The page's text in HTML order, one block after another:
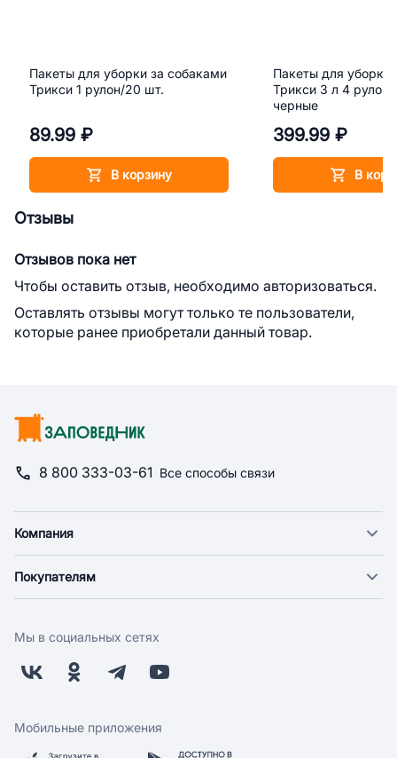
Пакеты для уборки за собаками
Трикси 1 рулон/20 шт.
89.99 ₽
В корзину
Пакеты для уборки
Трикси 3 л 4
черные
399.99 ₽
В
Отзывы
Отзывов пока нет
Чтобы оставить отзыв, необходимо авторизоваться.
Оставлять отзывы могут только те пользователи,
которые ранее приобретали данный товар.
8 800 333-03-61 Все способы связи
Компания
Новости
Поставщикам
Заводчикам
Обратная связь
Покупателям
Оплата
Бонусная программа
Скидки и акции
Мы в социальных сетях
Мобильные приложения